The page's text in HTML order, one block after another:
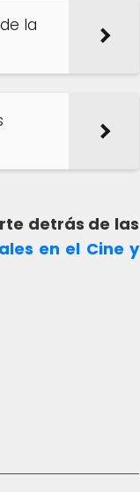
la
detrás de las
en el Cine y